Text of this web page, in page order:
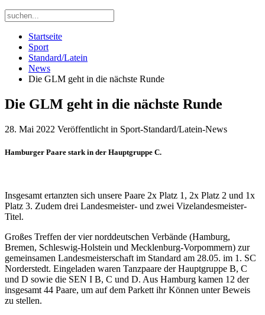
Startseite
Sport
Standard/Latein
News
Die GLM geht in die nächste Runde
Die GLM geht in die nächste Runde
28. Mai 2022 Veröffentlicht in Sport-Standard/Latein-News
Hamburger Paare stark in der Hauptgruppe C.
Insgesamt ertanzten sich unsere Paare 2x Platz 1, 2x Platz 2 und 1x
Platz 3. Zudem drei Landesmeister- und zwei Vizelandesmeister-
Titel.
Großes Treffen der vier norddeutschen Verbände (Hamburg,
Bremen, Schleswig-Holstein und Mecklenburg-Vorpommern) zur
gemeinsamen Landesmeisterschaft im Standard am 28.05. im 1. SC
Norderstedt. Eingeladen waren Tanzpaare der Hauptgruppe B, C
und D sowie die SEN I B, C und D. Aus Hamburg kamen 12 der
insgesamt 44 Paare, um auf dem Parkett ihr Können unter Beweis
zu stellen.